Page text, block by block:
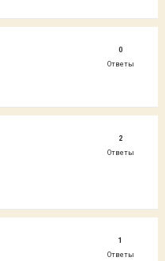
0
Ответы
2
Ответы
1
Ответы